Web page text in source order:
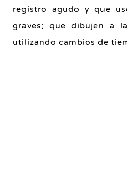
registro agudo y que
graves; que dibujen a
utilizando cambios de